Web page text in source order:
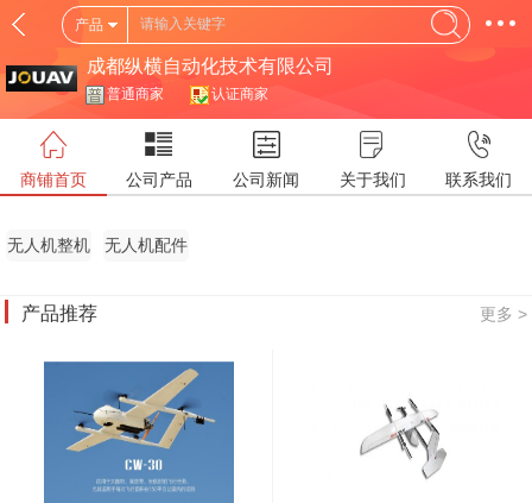
产品
成都纵横自动化技术有限公司
普通商家 认证商家
商铺首页 公司产品 公司新闻 关于我们 联系我们
无人机整机 无人机配件
产品推荐 更多 >